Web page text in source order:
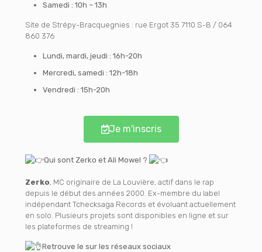
Samedi : 10h – 13h
Site de Strépy-Bracquegnies : rue Ergot 35 7110 S-B / 064
860 376
Lundi, mardi, jeudi : 16h-20h
Mercredi, samedi : 12h-18h
Vendredi : 15h-20h
Je m'inscris
Qui sont Zerko et Ali Mowel ?
Zerko, MC originaire de La Louvière, actif dans le rap
depuis le début des années 2000. Ex-membre du label
indépendant Tchecksaga Records et évoluant actuellement
en solo. Plusieurs projets sont disponibles en ligne et sur
les plateformes de streaming !
Retrouve le sur les réseaux sociaux